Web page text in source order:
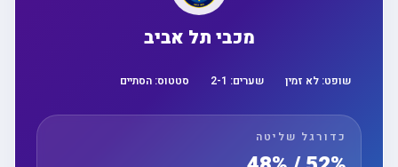
מכבי תל אביב
שופט:לא זמין שערים: 2 -1 סטטוס:הסתיים
כדורגל שליטה